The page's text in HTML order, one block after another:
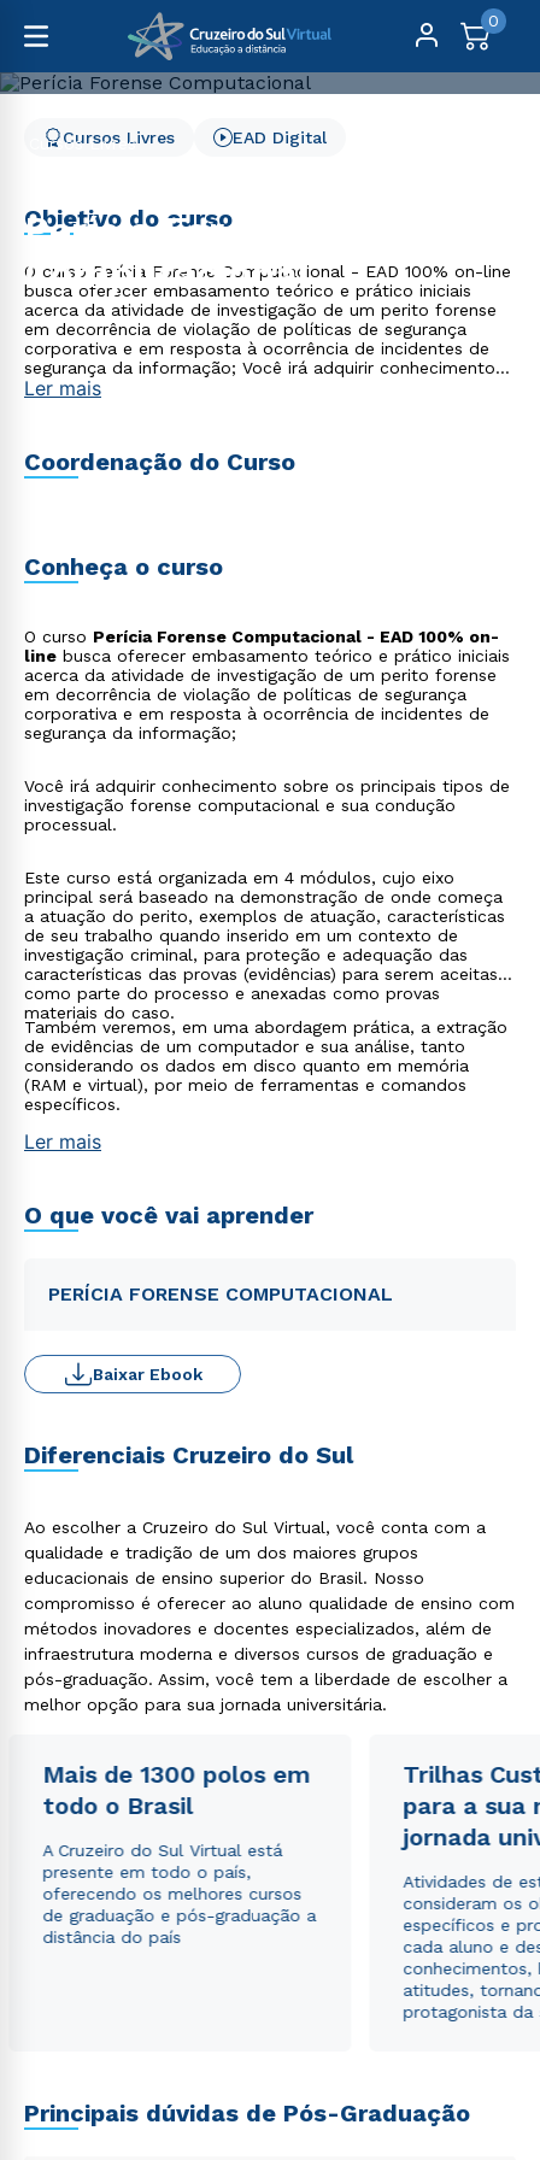
0
Cursos Livres
Perícia Forense
Computacional
Cursos Livres EAD Digital
Objetivo do curso
O curso Perícia Forense Computacional - EAD 100% on-line
busca oferecer embasamento teórico e prático iniciais
acerca da atividade de investigação de um perito forense
em decorrência de violação de políticas de segurança
corporativa e em resposta à ocorrência de incidentes de
segurança da informação; Você irá adquirir conhecimento
sobre os principais tipos de investigação forense
exemplos de atuação, características de seu trabalho
quando inserido em um contexto de investigação criminal,
veremos, em uma abordagem prática, a extração de
evidências de um computador e sua análise, tanto
específicos.
Ler mais
Coordenação do Curso
Conheça o curso
O curso Perícia Forense Computacional - EAD 100% on-
line busca oferecer embasamento teórico e prático iniciais
acerca da atividade de investigação de um perito forense
em decorrência de violação de políticas de segurança
corporativa e em resposta à ocorrência de incidentes de
segurança da informação;
Você irá adquirir conhecimento sobre os principais tipos de
investigação forense computacional e sua condução
processual.
Este curso está organizada em 4 módulos, cujo eixo
principal será baseado na demonstração de onde começa
a atuação do perito, exemplos de atuação, características
de seu trabalho quando inserido em um contexto de
investigação criminal, para proteção e adequação das
características das provas (evidências) para serem aceitas
como parte do processo e anexadas como provas
materiais do caso.
Também veremos, em uma abordagem prática, a extração
de evidências de um computador e sua análise, tanto
considerando os dados em disco quanto em memória
(RAM e virtual), por meio de ferramentas e comandos
específicos.
Ler mais
O que você vai aprender
PERÍCIA FORENSE COMPUTACIONAL
Baixar Ebook
Diferenciais Cruzeiro do Sul
Ao escolher a Cruzeiro do Sul Virtual, você conta com a
qualidade e tradição de um dos maiores grupos
educacionais de ensino superior do Brasil. Nosso
compromisso é oferecer ao aluno qualidade de ensino com
métodos inovadores e docentes especializados, além de
infraestrutura moderna e diversos cursos de graduação e
pós-graduação. Assim, você tem a liberdade de escolher a
melhor opção para sua jornada universitária.
Mais de 1300 polos em
todo o Brasil
A Cruzeiro do Sul Virtual está
presente em todo o país,
oferecendo os melhores cursos
de graduação e pós-graduação a
distância do país
Trilhas
para a sua
jornada
Atividades de
consideram os
específicos e
cada aluno e
conhecimentos,
atitudes,
protagonista da
Principais dúvidas de Pós-Graduação
Rápido e fácil
WhatsApp
ou